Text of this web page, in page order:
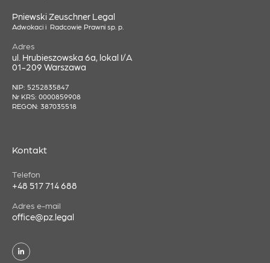
Pniewski Zeuschner Legal
Adwokaci i Radcowie Prawni sp. p.
Adres
ul. Hrubieszowska 6a, lokal I/A
01-209 Warszawa
NIP: 5252835847
Nr KRS: 0000859908
REGON: 387035518
Kontakt
Telefon
+48 517 714 688
Adres e-mail
office@pz.legal